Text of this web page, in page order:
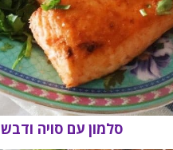
סלמון עם סויה ודבש